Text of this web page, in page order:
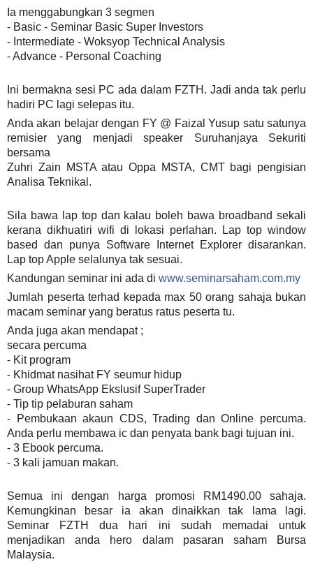
Ia menggabungkan 3 segmen
⁃ Basic - Seminar Basic Super Investors
⁃ Intermediate - Woksyop Technical Analysis
⁃ Advance - Personal Coaching
Ini bermakna sesi PC ada dalam FZTH. Jadi anda tak perlu
hadiri PC lagi selepas itu.
Anda akan belajar dengan FY @ Faizal Yusup satu satunya
remisier yang menjadi speaker Suruhanjaya Sekuriti
bersama
Zuhri Zain MSTA atau Oppa MSTA, CMT bagi pengisian
Analisa Teknikal.
Sila bawa lap top dan kalau boleh bawa broadband sekali
kerana dikhuatiri wifi di lokasi perlahan. Lap top window
based dan punya Software Internet Explorer disarankan.
Lap top Apple selalunya tak sesuai.
Kandungan seminar ini ada di www.seminarsaham.com.my
Jumlah peserta terhad kepada max 50 orang sahaja bukan
macam seminar yang beratus ratus peserta tu.
Anda juga akan mendapat ;
secara percuma
⁃ Kit program
⁃ Khidmat nasihat FY seumur hidup
⁃ Group WhatsApp Ekslusif SuperTrader
⁃ Tip tip pelaburan saham
⁃ Pembukaan akaun CDS, Trading dan Online percuma.
Anda perlu membawa ic dan penyata bank bagi tujuan ini.
⁃ 3 Ebook percuma.
⁃ 3 kali jamuan makan.
Semua ini dengan harga promosi RM1490.00 sahaja.
Kemungkinan besar ia akan dinaikkan tak lama lagi.
Seminar FZTH dua hari ini sudah memadai untuk
menjadikan anda hero dalam pasaran saham Bursa
Malaysia.